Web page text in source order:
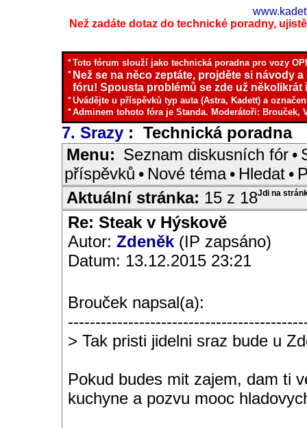
Než zadáte dotaz do technické poradny,
*Toto fórum slouží jako technická poradna pro vozy
* Než se na něco zeptáte, projděte si návody
fóru! Spousta problémů se zde už několikrát
*Uvádějte u příspěvků typ auta (Astra, Kadett) a
*Adminem tohoto fóra je Standa. Moderátoři: Brouček,
7. Srazy : Technická poradna
Menu: Seznam diskusních fór •
příspěvků • Nové téma • Hledat •
Jdi na
Aktuální stránka: 15 z 18
Re: Steak v Hýskově
Autor: Zdeněk (IP zapsáno)
Datum: 13.12.2015 23:21
Brouček napsal(a):
> Tak pristi jidelni sraz bude u
Pokud budes mit zajem, dam ti
kuchyne a pozvu mooc